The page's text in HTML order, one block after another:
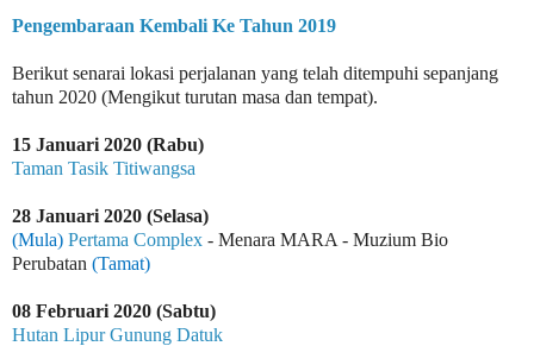
Pengembaraan Kembali Ke Tahun 2019
Berikut senarai lokasi perjalanan yang telah ditempuhi sepanjang
tahun 2020 (Mengikut turutan masa dan tempat).
15 Januari 2020 (Rabu)
Taman Tasik Titiwangsa
28 Januari 2020 (Selasa)
(Mula) Pertama Complex - Menara MARA - Muzium Bio
Perubatan (Tamat)
08 Februari 2020 (Sabtu)
Hutan Lipur Gunung Datuk